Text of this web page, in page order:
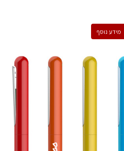
מידע נוסף